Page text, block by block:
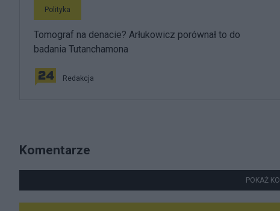
Polityka
Tomograf na denacie? Arłukowicz porównał to do
badania Tutanchamona
Redakcja
Komentarze
POKAŻ